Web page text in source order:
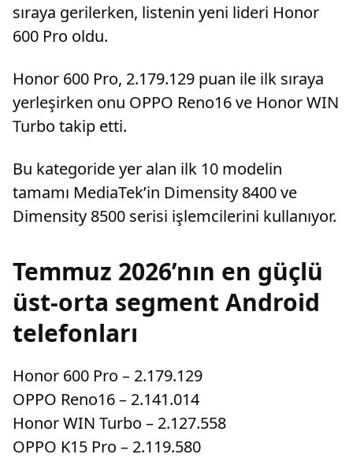
sıraya gerilerken, listenin yeni lideri Honor
600 Pro oldu.
Honor 600 Pro, 2.179.129 puan ile ilk sıraya
yerleşirken onu OPPO Reno16 ve Honor WIN
Turbo takip etti.
Bu kategoride yer alan ilk 10 modelin
tamamı MediaTek’in Dimensity 8400 ve
Dimensity 8500 serisi işlemcilerini kullanıyor.
Temmuz 2026’nın en güçlü
üst-orta segment Android
telefonları
Honor 600 Pro – 2.179.129
OPPO Reno16 – 2.141.014
Honor WIN Turbo – 2.127.558
OPPO K15 Pro – 2.119.580